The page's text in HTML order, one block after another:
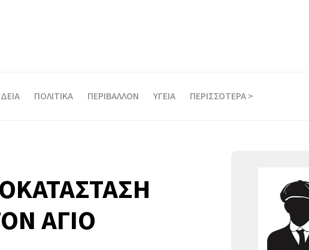
ΠΟΛΙΤΙΚΑ ΠΕΡΙΒΑΛΛΟΝ ΥΓΕΙΑ ΠΕΡΙΣΣΟΤΕΡΑ >
ΑΓΙΟ